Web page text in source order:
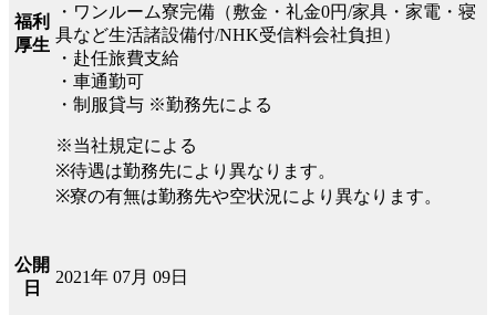
福利
厚生
・ワンルーム寮完備（敷金・礼金0円/家具・家電・寝
具など生活諸設備付/NHK受信料会社負担）
・赴任旅費支給
・車通勤可
・制服貸与 ※勤務先による
※当社規定による
※待遇は勤務先により異なります。
※寮の有無は勤務先や空状況により異なります。
公開
日
2021年 07月 09日